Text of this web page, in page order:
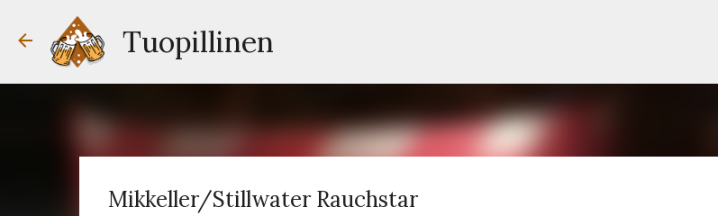
Tuopillinen
Mikkeller/Stillwater Rauchstar